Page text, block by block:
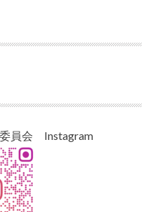
委員会 Instagram